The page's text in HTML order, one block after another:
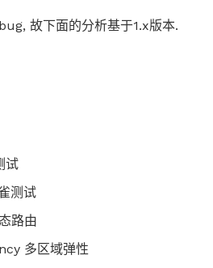
故下面的分析基于1.x版本.
试
测试
路由
多区域弹性